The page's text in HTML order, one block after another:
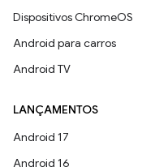
Dispositivos ChromeOS
Android para carros
Android TV
LANÇAMENTOS
Android 17
Android 16